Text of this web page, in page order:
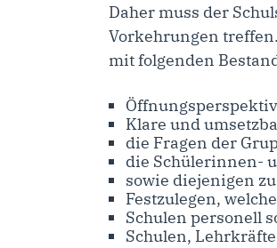
Daher muss der
Vorkehrungen
mit folgenden
Klare und
die Fragen der
die Schülerinnen-
sowie diejenigen
Festzulegen,
Schulen personell
Schulen,